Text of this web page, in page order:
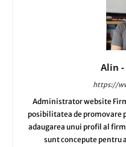
Alin -
https://
Administrator website
posibilitatea de
adaugarea unui profil al
sunt concepute pentru